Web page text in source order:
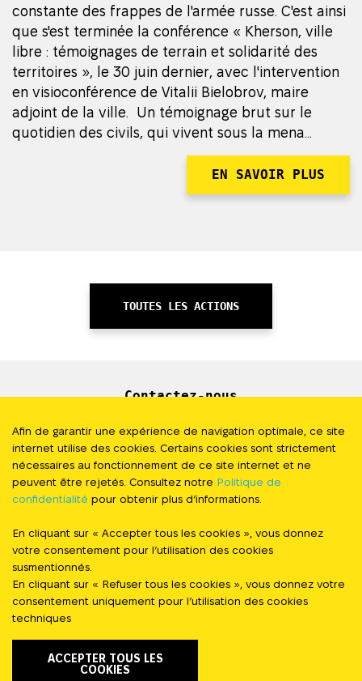
constante des frappes de l'armée russe. C'est ainsi
que s'est terminée la conférence « Kherson, ville
libre : témoignages de terrain et solidarité des
territoires », le 30 juin dernier, avec l'intervention
en visioconférence de Vitalii Bielobrov, maire
adjoint de la ville. Un témoignage brut sur le
quotidien des civils, qui vivent sous la mena...
EN SAVOIR PLUS
TOUTES LES ACTIONS
Contactez-nous
Newsletter
#StandWithUkraine
FOLLOW US
Afin de garantir une expérience de navigation optimale, ce site
internet utilise des cookies. Certains cookies sont strictement
nécessaires au fonctionnement de ce site internet et ne
peuvent être rejetés. Consultez notre Politique de
confidentialité pour obtenir plus d’informations.
En cliquant sur « Accepter tous les cookies », vous donnez
votre consentement pour l’utilisation des cookies
susmentionnés.
En cliquant sur « Refuser tous les cookies », vous donnez votre
consentement uniquement pour l’utilisation des cookies
techniques
ACCEPTER TOUS LES
COOKIES